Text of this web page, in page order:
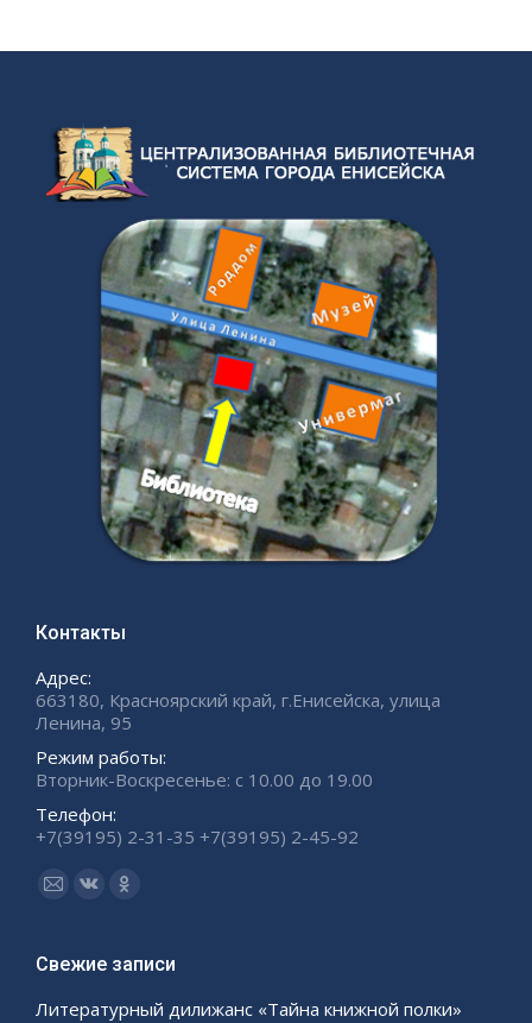
Контакты
Адрес:
663180, Красноярский край, г.Енисейска, улица
Ленина, 95
Режим работы:
Вторник-Воскресенье: с 10.00 до 19.00
Телефон:
+7(39195) 2-31-35 +7(39195) 2-45-92
Ищите нас:
Страница
открывается
Страница
открывается
Страница
открывается
Свежие записи
Литературный дилижанс «Тайна книжной полки»